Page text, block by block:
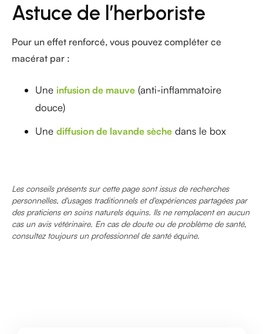
Astuce de l’herboriste
Pour un effet renforcé, vous pouvez compléter ce
macérat par :
Une infusion de mauve (anti-inflammatoire
douce)
Une diffusion de lavande sèche dans le box
Les conseils présents sur cette page sont issus de recherches
personnelles, d'usages traditionnels et d'expériences partagées par
des praticiens en soins naturels équins. Ils ne remplacent en aucun
cas un avis vétérinaire. En cas de doute ou de problème de santé,
consultez toujours un professionnel de santé équine.